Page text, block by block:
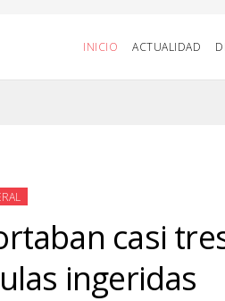
INICIO ACTUALIDAD
casi
ingeridas